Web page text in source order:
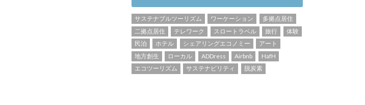
サステナブルツーリズム ワーケーション
多拠点居住
二拠点居住
テレワーク スロートラベル 旅行
体験
民泊
ホテル シェアリングエコノミー
アート
地方創生
ローカル ADDress Airbnb
HafH
エコツーリズム
サステナビリティ 脱炭素